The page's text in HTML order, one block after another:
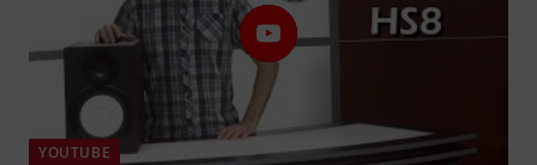
YOUTUBE